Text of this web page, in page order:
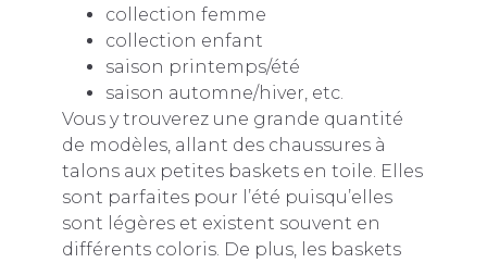
collection femme
collection enfant
saison printemps/été
saison automne/hiver, etc.
Vous y trouverez une grande quantité
de modèles, allant des chaussures à
talons aux petites baskets en toile. Elles
sont parfaites pour l’été puisqu’elles
sont légères et existent souvent en
différents coloris. De plus, les baskets